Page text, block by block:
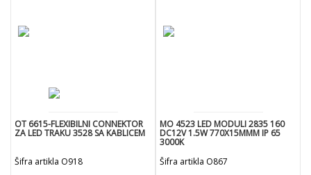
OT 6615-FLEXIBILNI CONNEKTOR
ZA LED TRAKU 3528 SA KABLICEM
Šifra artikla O918
MO 4523 LED MODULI 2835 160
DC12V 1.5W 770X15MMM IP 65
3000K
Šifra artikla O867